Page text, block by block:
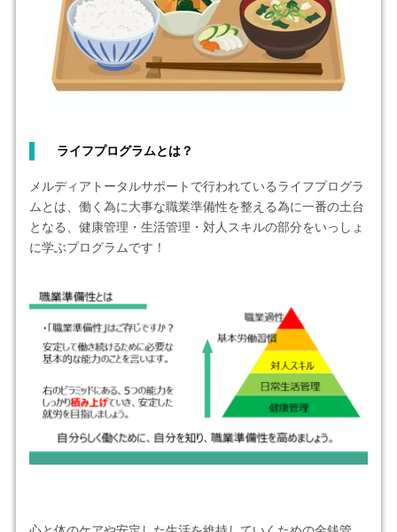
ライフプログラムとは？
メルディアトータルサポートで行われているライフプログラ
ムとは、働く為に大事な職業準備性を整える為に一番の土台
となる、健康管理・生活管理・対人スキルの部分をいっしょ
に学ぶプログラムです！